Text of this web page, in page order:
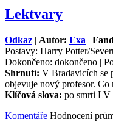
Lektvary
Odkaz | Autor: Exa |
Postavy: Harry Potter/
Dokončeno: dokončeno |
Shrnutí: V Bradavicích se
objevuje nový profesor. Co
Klíčová slova: po smrti LV
Komentáře Hodnocení